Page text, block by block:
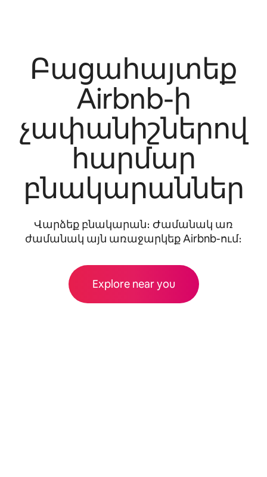
Բացահայտեք
Airbnb-ի
չափանիշներով
հարմար
բնակարաններ
Վարձեք բնակարան։ Ժամանակ առ
ժամանակ այն առաջարկեք Airbnb-ում։
Explore near you